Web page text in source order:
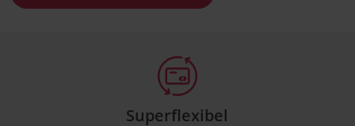
Superflexibel